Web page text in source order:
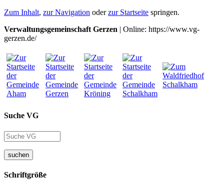
Zum Inhalt, zur Navigation oderzur Startseite springen.
Verwaltungsgemeinschaft Gerzen | Online: https://www.vg-
gerzen.de/
Suche VG
suchen
Schriftgröße